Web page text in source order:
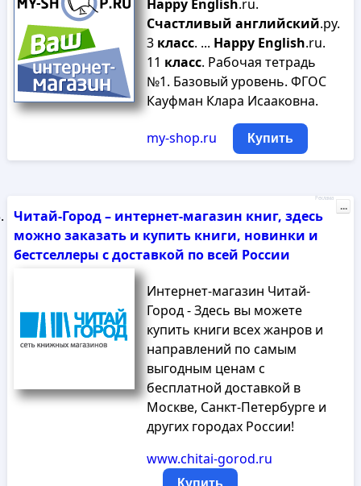
Happy English.ru.
Счастливый английский.ру.
3 класс. ... Happy English.ru.
11 класс. Рабочая тетрадь
№1. Базовый уровень. ФГОС
Кауфман Клара Исааковна.
my-shop.ru Купить
Читай-Город – интернет-магазин книг, здесь
можно заказать и купить книги, новинки и
бестселлеры с доставкой по всей России
Интернет-магазин Читай-
Город - Здесь вы можете
купить книги всех жанров и
направлений по самым
выгодным ценам с
бесплатной доставкой в
Москве, Санкт-Петербурге и
других городах России!
www.chitai-gorod.ru
Купить
Реклама
...